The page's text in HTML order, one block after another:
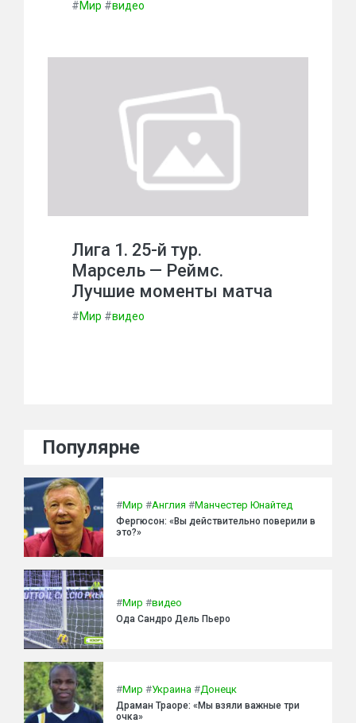
#Мир #видео
Лига 1. 25-й тур.
Марсель — Реймс.
Лучшие моменты матча
#Мир #видео
Популярне
#Мир #Англия #Манчестер Юнайтед
Фергюсон: «Вы действительно поверили в
это?»
#Мир #видео
Ода Сандро Дель Пьеро
#Мир #Украина #Донецк
Драман Траоре: «Мы взяли важные три
очка»